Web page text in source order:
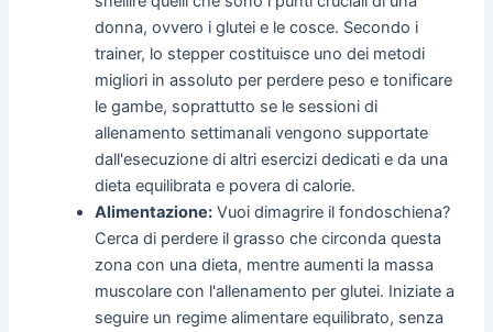
donna, ovvero i glutei e le cosce. Secondo i
trainer, lo stepper costituisce uno dei metodi
migliori in assoluto per perdere peso e tonificare
le gambe, soprattutto se le sessioni di
allenamento settimanali vengono supportate
dall'esecuzione di altri esercizi dedicati e da una
dieta equilibrata e povera di calorie.
Alimentazione: Vuoi dimagrire il fondoschiena?
Cerca di perdere il grasso che circonda questa
zona con una dieta, mentre aumenti la massa
muscolare con l'allenamento per glutei. Iniziate a
seguire un regime alimentare equilibrato, senza